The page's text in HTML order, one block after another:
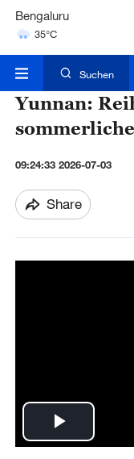
Hyderabad
42°C
Mumbai
Suchen
Yunnan:
09:24:33 2026-07-03
Share
P